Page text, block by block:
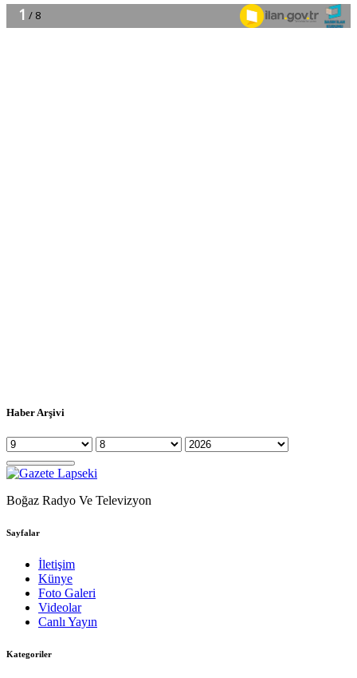
Haber Arşivi
Boğaz Radyo Ve Televizyon
Sayfalar
İletişim
Künye
Foto Galeri
Videolar
Canlı Yayın
Kategoriler